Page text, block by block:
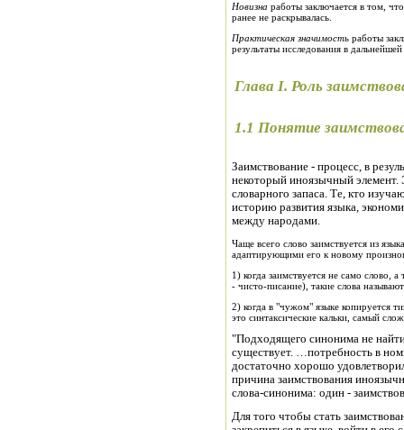
Новизна работы заключается в том,
ранее не раскрывалась.
Практическая значимость работы
результаты исследования в
Глава I. Роль
1.1 Понятие
Заимствование - процесс, в
некоторый иноязычный элемент.
словарного запаса. Те, кто
историю развития языка,
между народами.
Чаще всего слово заимствуется из
адаптирующими его к новому
1) когда заимствуется не само слово,
- чисто-писание), такие слова
2) когда в "чужом" языке копируется
это синтаксические кальки, самый
"Подходящего синонима не
существует. …потребность в
достаточно хорошо
причина заимствования
слова-синонима: один -
Для того чтобы стать